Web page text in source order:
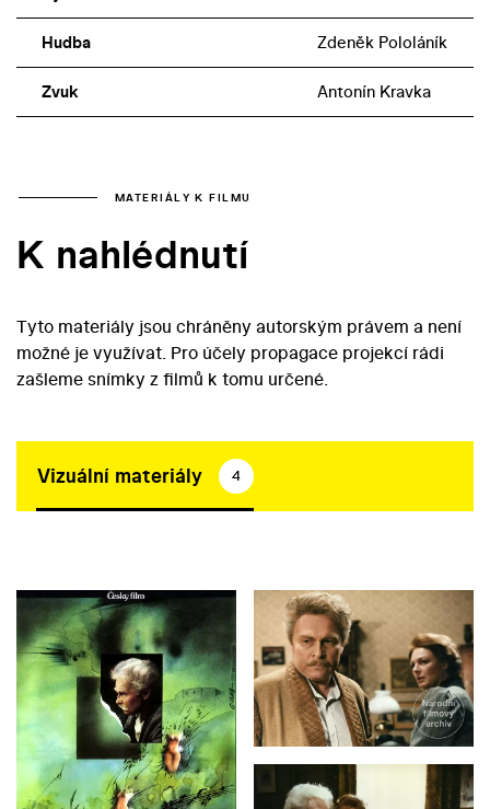
Hudba Zdeněk Pololáník
Zvuk Antonín Kravka
MATERIÁLY K FILMU
K nahlédnutí
Tyto materiály jsou chráněny autorským právem a není
možné je využívat. Pro účely propagace projekcí rádi
zašleme snímky z filmů k tomu určené.
Vizuální materiály 4